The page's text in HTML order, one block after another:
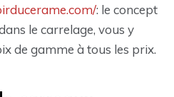
: le concept
le carrelage, vous y
de gamme à tous les prix.